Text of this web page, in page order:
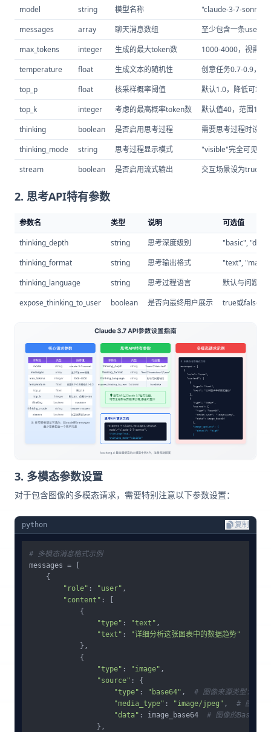
model string 模型名称
"claude-3-7-
messages
array 聊天消息数组
至少包含一条user消
max_tokens
integer 生成的最大token数
1000-4000，视需求
temperature
float 生成文本的随机性
创意任务0.7-0.9，精
top_p
float 核采样概率阈值
默认1.0，降低可增
top_k
integer 考虑的最高概率token数
默认值40，范围10-
thinking
boolean 是否启用思考过程
需要思考过程时设为
thinking_mode
string 思考过程显示模式
"visible"完全可见，
stream
boolean 是否启用流式输出 交互场景设为true
2. 思考API特有参数
参数名 类型 说明
可选值
thinking_depth
string 思考深度级别
"basic",
thinking_format
string 思考输出格式
"text",
thinking_language
string 思考过程语言
默认与问题相
expose_thinking_to_user
boolean 是否向最终用户展示 true或false
3. 多模态参数设置
对于包含图像的多模态请求，需要特别注意以下参数设置：
python 复制
# 多模态消息格式示例
messages = [
    {
"role" : "user" ,
"content" : [
            {
"type" : "text" ,
"text" :
"详细分析这张图表中的数据趋势"
            },
            {
"type" : "image" ,
"source" : {
"type" : "base64" , # 图像来源类型：
"media_type" : "image/jpeg" , # 图像
"data" : image_base64 # 图像的Base64编
                },